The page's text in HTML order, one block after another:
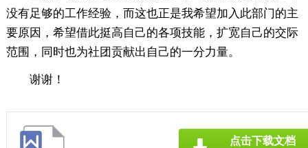
没有足够的工作经验，而这也正是我希望加入此部门的主
要原因，希望借此挺高自己的各项技能，扩宽自己的交际
范围，同时也为社团贡献出自己的一分力量。
谢谢！
点击下载文档